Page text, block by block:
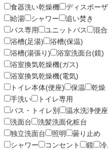
食器洗い乾燥機
ディスポー
給湯
シャワー
追い焚き
バス専用
ユニットバス
混
浴槽(足湯)
浴槽(保温)
浴槽(湯張り)
浴室洗面台(鏡)
浴室換気乾燥機(ガス)
浴室換気乾燥機(電気)
トイレ本体(便座)
保温
乾燥
手洗い
トイレ専用
バス・トイレ別
温水洗浄便座
洗面台
洗髪洗面化粧台
独立洗面台
照明
曇り止め
シャワー
コンセント 鏡